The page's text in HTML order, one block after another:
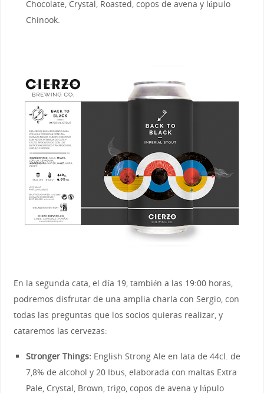
Chocolate, Crystal, Roasted, copos de avena y lúpulo
Chinook.
En la segunda cata, el día 19, también a las 19:00 horas,
podremos disfrutar de una amplia charla con Sergio, con
todas las preguntas que los socios quieras realizar, y
cataremos las cervezas:
Stronger Things: English Strong Ale en lata de 44cl. de
7,8% de alcohol y 20 Ibus, elaborada con maltas Extra
Pale, Crystal, Brown, trigo, copos de avena y lúpulo